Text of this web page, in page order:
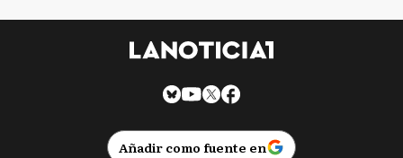
Añadir como fuente en